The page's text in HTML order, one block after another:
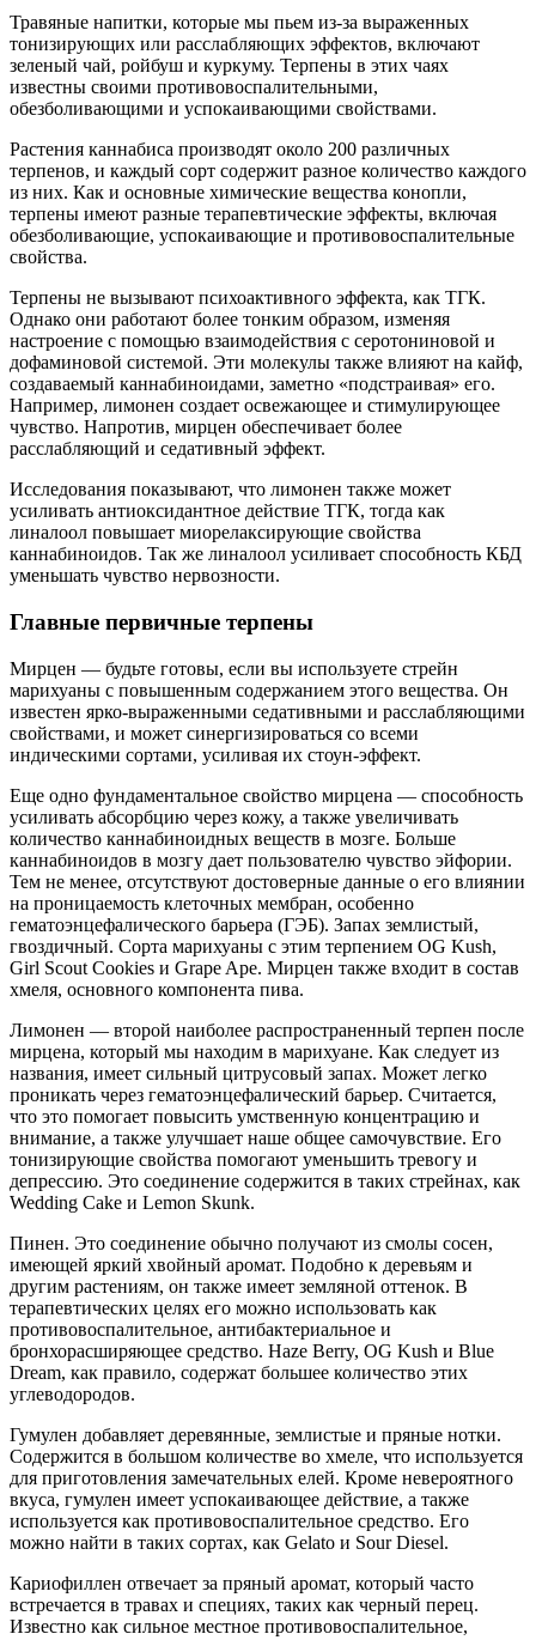
Травяные напитки, которые мы пьем из-за выраженных
тонизирующих или расслабляющих эффектов, включают
зеленый чай, ройбуш и куркуму. Терпены в этих чаях
известны своими противовоспалительными,
обезболивающими и успокаивающими свойствами.
Растения каннабиса производят около 200 различных
терпенов, и каждый сорт содержит разное количество каждого
из них. Как и основные химические вещества конопли,
терпены имеют разные терапевтические эффекты, включая
обезболивающие, успокаивающие и противовоспалительные
свойства.
Терпены не вызывают психоактивного эффекта, как ТГК.
Однако они работают более тонким образом, изменяя
настроение с помощью взаимодействия с серотониновой и
дофаминовой системой. Эти молекулы также влияют на кайф,
создаваемый каннабиноидами, заметно «подстраивая» его.
Например, лимонен создает освежающее и стимулирующее
чувство. Напротив, мирцен обеспечивает более
расслабляющий и седативный эффект.
Исследования показывают, что лимонен также может
усиливать антиоксидантное действие ТГК, тогда как
линалоол повышает миорелаксирующие свойства
каннабиноидов. Так же линалоол усиливает способность КБД
уменьшать чувство нервозности.
Главные первичные терпены
Мирцен — будьте готовы, если вы используете стрейн
марихуаны с повышенным содержанием этого вещества. Он
известен ярко-выраженными седативными и расслабляющими
свойствами, и может синергизироваться со всеми
индическими сортами, усиливая их стоун-эффект.
Еще одно фундаментальное свойство мирцена — способность
усиливать абсорбцию через кожу, а также увеличивать
количество каннабиноидных веществ в мозге. Больше
каннабиноидов в мозгу дает пользователю чувство эйфории.
Тем не менее, отсутствуют достоверные данные о его влиянии
на проницаемость клеточных мембран, особенно
гематоэнцефалического барьера (ГЭБ). Запах землистый,
гвоздичный. Сорта марихуаны с этим терпением OG Kush,
Girl Scout Cookies и Grape Ape. Мирцен также входит в состав
хмеля, основного компонента пива.
Лимонен — второй наиболее распространенный терпен после
мирцена, который мы находим в марихуане. Как следует из
названия, имеет сильный цитрусовый запах. Может легко
проникать через гематоэнцефалический барьер. Считается,
что это помогает повысить умственную концентрацию и
внимание, а также улучшает наше общее самочувствие. Его
тонизирующие свойства помогают уменьшить тревогу и
депрессию. Это соединение содержится в таких стрейнах, как
Wedding Cake и Lemon Skunk.
Пинен. Это соединение обычно получают из смолы сосен,
имеющей яркий хвойный аромат. Подобно к деревьям и
другим растениям, он также имеет земляной оттенок. В
терапевтических целях его можно использовать как
противовоспалительное, антибактериальное и
бронхорасширяющее средство. Haze Berry, OG Kush и Blue
Dream, как правило, содержат большее количество этих
углеводородов.
Гумулен добавляет деревянные, землистые и пряные нотки.
Содержится в большом количестве во хмеле, что используется
для приготовления замечательных елей. Кроме невероятного
вкуса, гумулен имеет успокаивающее действие, а также
используется как противовоспалительное средство. Его
можно найти в таких сортах, как Gelato и Sour Diesel.
Кариофиллен отвечает за пряный аромат, который часто
встречается в травах и специях, таких как черный перец.
Известно как сильное местное противовоспалительное,